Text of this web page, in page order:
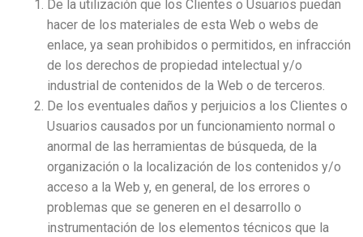
De la utilización que los Clientes o Usuarios puedan
hacer de los materiales de esta Web o webs de
enlace, ya sean prohibidos o permitidos, en infracción
de los derechos de propiedad intelectual y/o
industrial de contenidos de la Web o de terceros.
De los eventuales daños y perjuicios a los Clientes o
Usuarios causados por un funcionamiento normal o
anormal de las herramientas de búsqueda, de la
organización o la localización de los contenidos y/o
acceso a la Web y, en general, de los errores o
problemas que se generen en el desarrollo o
instrumentación de los elementos técnicos que la